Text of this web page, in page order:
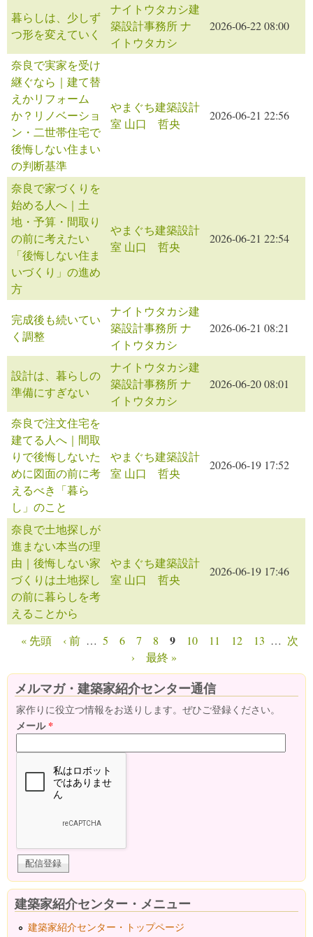
暮らしは、少しず
つ形を変えていく
ナイトウタカシ建
築設計事務所 ナ
イトウタカシ
2026-06-22 08:00
奈良で実家を受け
継ぐなら｜建て替
えかリフォーム
か？リノベーショ
ン・二世帯住宅で
後悔しない住まい
の判断基準
やまぐち建築設計
室 山口 哲央
2026-06-21 22:56
奈良で家づくりを
始める人へ｜土
地・予算・間取り
の前に考えたい
「後悔しない住ま
いづくり」の進め
方
やまぐち建築設計
室 山口 哲央
2026-06-21 22:54
完成後も続いてい
く調整
ナイトウタカシ建
築設計事務所 ナ
イトウタカシ
2026-06-21 08:21
設計は、暮らしの
準備にすぎない
ナイトウタカシ建
築設計事務所 ナ
イトウタカシ
2026-06-20 08:01
奈良で注文住宅を
建てる人へ｜間取
りで後悔しないた
めに図面の前に考
えるべき「暮ら
し」のこと
やまぐち建築設計
室 山口 哲央
2026-06-19 17:52
奈良で土地探しが
進まない本当の理
由｜後悔しない家
づくりは土地探し
の前に暮らしを考
えることから
やまぐち建築設計
室 山口 哲央
2026-06-19 17:46
ページ
« 先頭 ‹ 前 … 5 6 7 8 9 10 11 12 13 … 次
›
最終 »
メルマガ・建築家紹介センター通信
家作りに役立つ情報をお送りします。ぜひご登録ください。
メール*
建築家紹介センター・メニュー
建築家紹介センター・トップページ